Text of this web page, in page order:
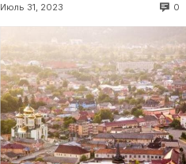
Июль 31, 2023 0